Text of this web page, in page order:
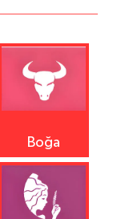
Boğa